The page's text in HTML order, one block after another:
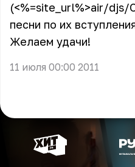
(<%=site_url%>air/djs/
песни по их
Желаем удачи!
11 июля 00:00 2011